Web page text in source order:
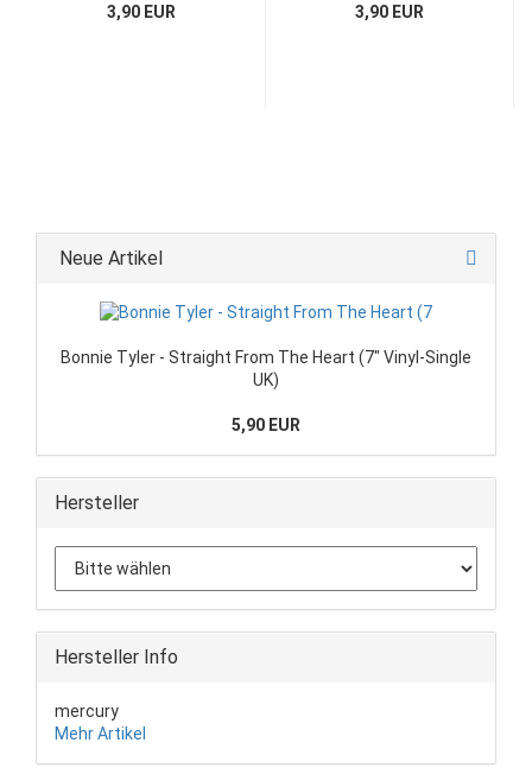
3,90 EUR 3,90 EUR
Neue Artikel
Bonnie Tyler - Straight From The Heart (7" Vinyl-Single
UK)
5,90 EUR
Hersteller
Hersteller Info
mercury
Mehr Artikel